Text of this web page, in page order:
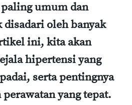
umum dan
oleh banyak
ini, kita akan
hipertensi yang
serta pentingnya
yang tepat.